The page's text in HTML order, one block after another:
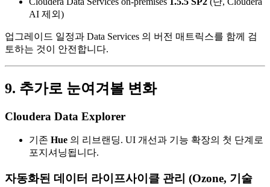
AI 제외)
업그레이드 일정과 Data Services 의 버전 매트릭스를 함께 검
토하는 것이 안전합니다.
9. 추가로 눈여겨볼 변화
Cloudera Data Explorer
기존 Hue 의 리브랜딩. UI 개선과 기능 확장의 첫 단계로
포지셔닝됩니다.
자동화된 데이터 라이프사이클 관리 (Ozone, 기술